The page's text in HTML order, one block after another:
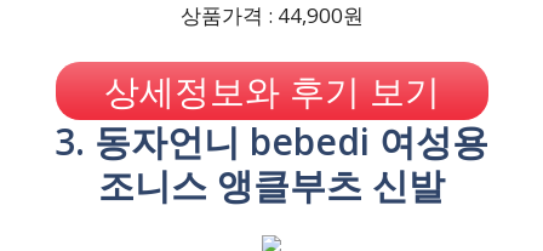
상품가격 : 44,900원
상세정보와 후기 보기
3. 동자언니 bebedi 여성용
조니스 앵클부츠 신발